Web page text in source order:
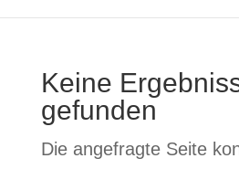
Keine
gefunden
Die angefragte Seite